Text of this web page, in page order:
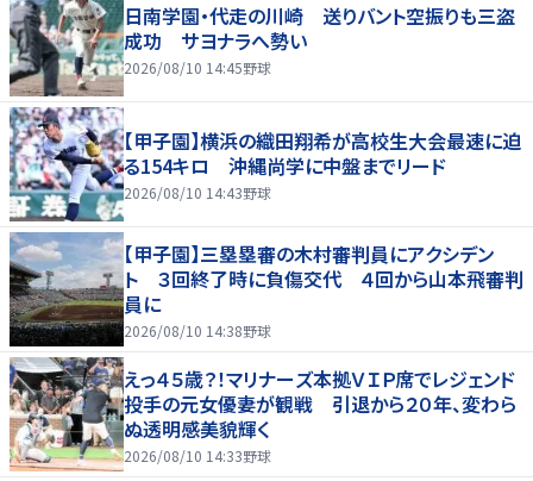
日南学園・代走の川崎 送りバント空振りも三盗
成功 サヨナラへ勢い
2026/08/10 14:45野球
【甲子園】横浜の織田翔希が高校生大会最速に迫
る154キロ 沖縄尚学に中盤までリード
2026/08/10 14:43野球
【甲子園】三塁塁審の木村審判員にアクシデン
ト ３回終了時に負傷交代 ４回から山本飛審判
員に
2026/08/10 14:38野球
えっ４５歳？！マリナーズ本拠ＶＩＰ席でレジェンド
投手の元女優妻が観戦 引退から２０年、変わら
ぬ透明感美貌輝く
2026/08/10 14:33野球